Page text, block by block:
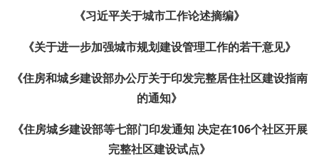
《习近平关于城市工作论述摘编》
《关于进一步加强城市规划建设管理工作的若干意见》
《住房和城乡建设部办公厅关于印发完整居住社区建设指南
的通知》
《住房城乡建设部等七部门印发通知 决定在106个社区开展
完整社区建设试点》